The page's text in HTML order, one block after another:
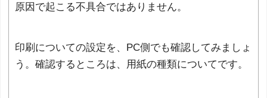
原因で起こる不具合ではありません。
印刷についての設定を、PC側でも確認してみましょ
う。確認するところは、用紙の種類についてです。